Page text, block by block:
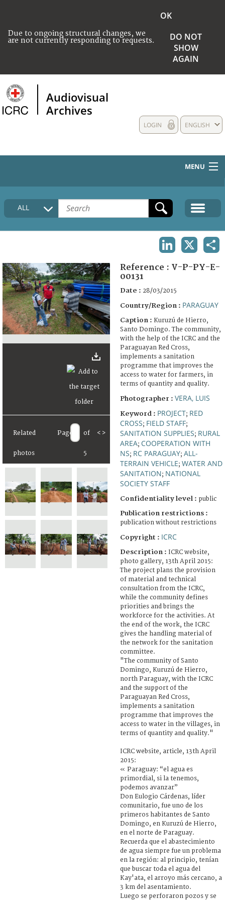
Due to ongoing structural changes, we
are not currently responding to requests.
OK
DO NOT
SHOW
AGAIN
Audiovisual
Archives
ENGLISH
LOGIN
MENU
HOME
COLLECTIONS DESCRIPTION
FAQ
ALL
Related
photos
Page of
5
< >
Reference : V-P-PY-E-
00131
Date : 28/03/2015
Country/Region : PARAGUAY
Caption : Kuruzú de Hierro,
Santo Domingo. The community,
with the help of the ICRC and the
Paraguayan Red Cross,
implements a sanitation
programme that improves the
access to water for farmers, in
terms of quantity and quality.
Photographer : VERA, LUIS
Keyword : PROJECT; RED
CROSS; FIELD STAFF;
SANITATION SUPPLIES; RURAL
AREA; COOPERATION WITH
NS; RC PARAGUAY; ALL-
TERRAIN VEHICLE; WATER AND
SANITATION; NATIONAL
SOCIETY STAFF
Confidentiality level : public
Publication restrictions :
publication without restrictions
Copyright : ICRC
Description : ICRC website,
photo gallery, 13th April 2015:
The project plans the provision
of material and technical
consultation from the ICRC,
while the community defines
priorities and brings the
workforce for the activities. At
the end of the work, the ICRC
gives the handling material of
the network for the sanitation
committee.
"The community of Santo
Domingo, Kuruzú de Hierro,
north Paraguay, with the ICRC
and the support of the
Paraguayan Red Cross,
implements a sanitation
programme that improves the
access to water in the villages, in
terms of quantity and quality."
ICRC website, article, 13th April
2015:
« Paraguay: “el agua es
primordial, si la tenemos,
podemos avanzar”
Don Eulogio Cárdenas, líder
comunitario, fue uno de los
primeros habitantes de Santo
Domingo, en Kuruzú de Hierro,
en el norte de Paraguay.
Recuerda que el abastecimiento
de agua siempre fue un problema
en la región: al principio, tenían
que buscar toda el agua del
Kay'ata, el arroyo más cercano, a
3 km del asentamiento.
Luego se perforaron pozos y se